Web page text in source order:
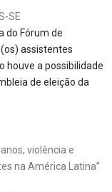
SE
do Fórum de
assistentes
houve a possibilidade
de eleição da
violência e
na América Latina”